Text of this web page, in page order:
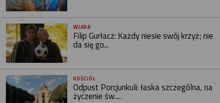
WIARA
Filip Gurłacz: Każdy niesie swój krzyż; nie
da się go...
KOŚCIÓŁ
Odpust Porcjunkuli: łaska szczególna, na
życzenie św....